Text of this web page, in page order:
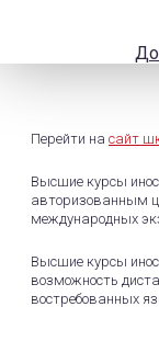
Перейти на сайт
Высшие курсы
авторизованным
международных
Высшие курсы
возможность
востребованных